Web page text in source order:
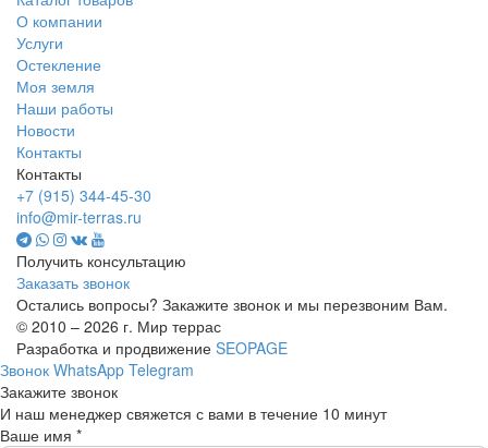
О компании
Услуги
Остекление
Моя земля
Наши работы
Новости
Контакты
Контакты
+7 (915) 344-45-30
info@mir-terras.ru
Получить консультацию
Заказать звонок
Остались вопросы? Закажите звонок и мы перезвоним Вам.
© 2010 – 2026 г. Мир террас
Разработка и продвижение SEOPAGE
Звонок WhatsApp Telegram
Закажите звонок
И наш менеджер свяжется с вами в течение 10 минут
Ваше имя *